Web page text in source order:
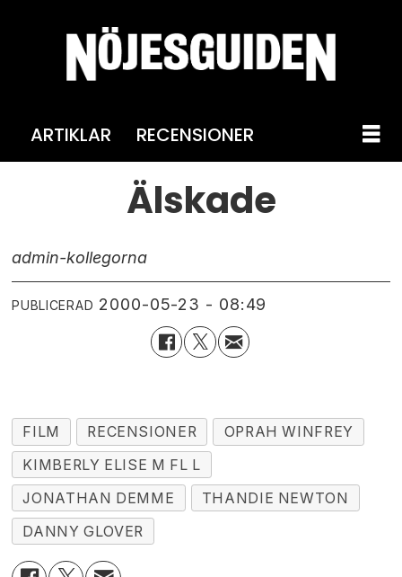
ARTIKLAR RECENSIONER
Älskade
admin-kollegorna
PUBLICERAD 2000-05-23 - 08:49
FILM RECENSIONER
OPRAH WINFREY
KIMBERLY ELISE M FL L
JONATHAN DEMME
THANDIE NEWTON
DANNY GLOVER